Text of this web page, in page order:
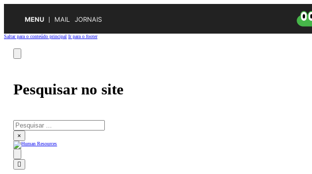
MENU MAIL JORNAIS
Saltar para o conteúdo principal Ir para o footer
Pesquisar no site
Pesquisar
×